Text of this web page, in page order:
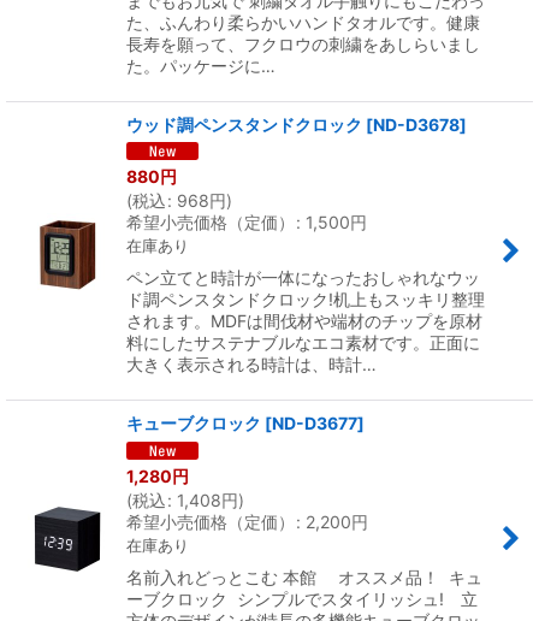
た、ふんわり柔らかいハンドタオルです。健康
長寿を願って、フクロウの刺繍をあしらいまし
た。パッケージに…
ウッド調ペンスタンドクロック [ND-D3678]
880 円
(税込: 968円)
希望小売価格（定価）
: 1,500円
在庫あり
ペン立てと時計が一体になったおしゃれなウッ
ド調ペンスタンドクロック!机上もスッキリ整理
されます。MDFは間伐材や端材のチップを原材
料にしたサステナブルなエコ素材です。正面に
大きく表示される時計は、時計…
キューブクロック [ND-D3677]
1,280円
(税込: 1,408円)
希望小売価格（定価）
: 2,200円
在庫あり
名前入れどっとこむ 本館 オススメ品！ キュ
ーブクロック シンプルでスタイリッシュ! 立